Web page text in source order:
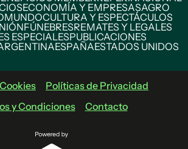
ECONOMÍA Y EMPRESASAGRO
MUNDOCULTURA Y ESPECTÁCULOS
FÚNEBRESREMATES Y LEGALES
ESPECIALESPUBLICACIONES
ESPAÑAESTADOS UNIDOS
Políticas de Privacidad
y Condiciones
Contacto